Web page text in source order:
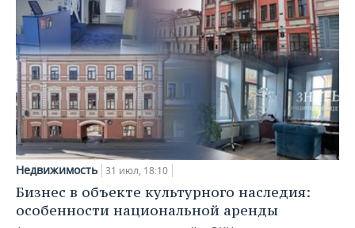
Недвижимость 31 июл, 18:10
Бизнес в объекте культурного наследия:
особенности национальной аренды